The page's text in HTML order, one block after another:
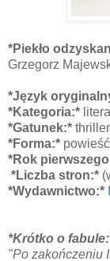
*Piekło
Grzegorz
*Język
*Kategoria:*
*Gatunek:*
*Forma:* powieść
*Rok
*Liczba stron:*
*Wydawnictwo:*
*Krótko o
"Po zakończeniu